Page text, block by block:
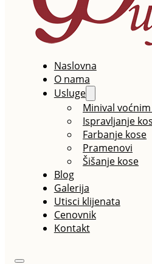
Naslovna
O nama
Usluge
Minival
Ispravljanje
Farbanje kose
Pramenovi
Šišanje kose
Blog
Galerija
Utisci klijenata
Cenovnik
Kontakt